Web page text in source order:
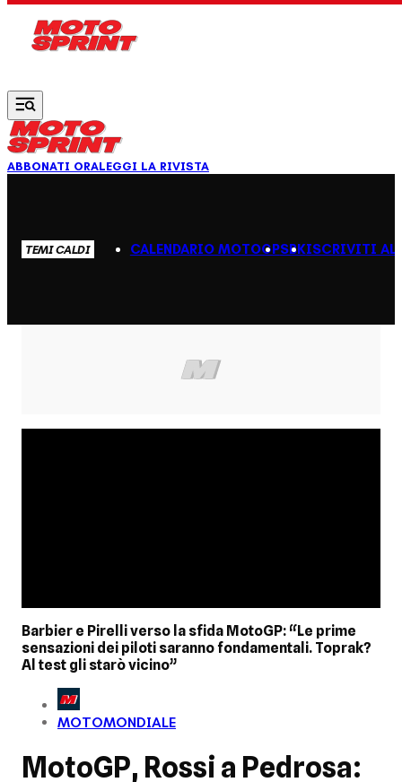
ABBONATI ORALEGGI LA RIVISTA
TEMI CALDI CALENDARIO MOTOGPSBKISCRIVITI AL
Barbier e Pirelli verso la sfida MotoGP: “Le prime
sensazioni dei piloti saranno fondamentali. Toprak?
Al test gli starò vicino”
MOTOMONDIALE
MotoGP, Rossi a Pedrosa: